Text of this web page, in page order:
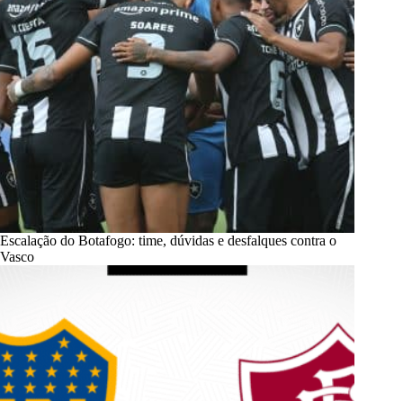
Escalação do Botafogo: time, dúvidas e desfalques contra o
Vasco